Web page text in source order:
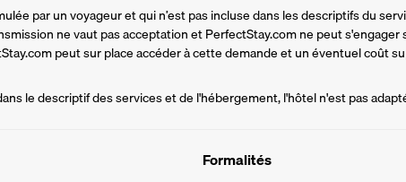
par un voyageur et qui n’est pas incluse dans les descriptifs du
ne vaut pas acceptation et PerfectStay.com ne peut s'engager
peut sur place accéder à cette demande et un éventuel coût
le descriptif des services et de l'hébergement, l'hôtel n'est pas
Formalités